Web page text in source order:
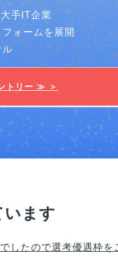
手IT企業
ォームを展開
ル
トリー ≫ ＞
います
でしたので選考優遇枠を